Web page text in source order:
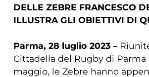
DELLE ZEBRE FRANCESCO
ILLUSTRA GLI OBIETTIVI DI
Parma, 28 luglio 2023 –
Cittadella del Rugby di Parma
maggio, le Zebre hanno